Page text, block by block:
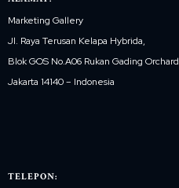
Marketing Gallery
Jl. Raya Terusan Kelapa Hybrida,
Blok GOS No.A06 Rukan Gading Orchard
Jakarta 14140 – Indonesia
TELEPON: